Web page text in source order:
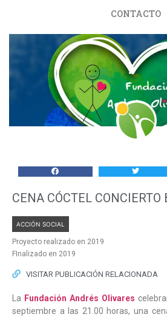
CONTACTO
CENA CÓCTEL CONCIERTO
ACCIÓN SOCIAL
Proyecto realizado en 2019
FInalizado en 2019
VISITAR PUBLICACIÓN RELACIONADA
La Fundación Andrés Olivares
septiembre a las 21.00 horas, una